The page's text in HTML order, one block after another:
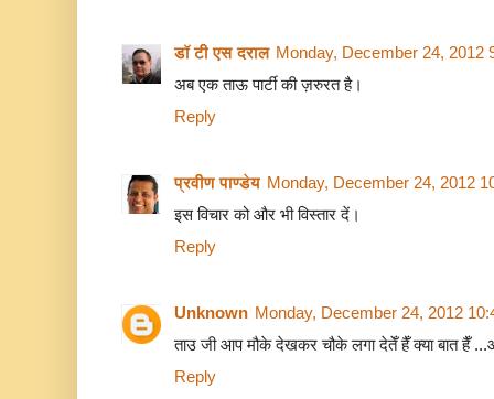
डॉ टी एस दराल Monday, December 24, 2012
अब एक ताऊ पार्टी की ज़रुरत है।
Reply
प्रवीण पाण्डेय Monday, December 24, 2012
इस विचार को और भी विस्तार दें।
Reply
Unknown Monday, December 24, 2012
ताउ जी आप मौके देखकर चौके लगा देतेँ हैँ क्या बात हैँ
Reply